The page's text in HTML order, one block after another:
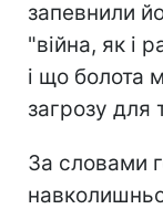
запевнили
"війна, як і
і що болота
загрозу для
За словами